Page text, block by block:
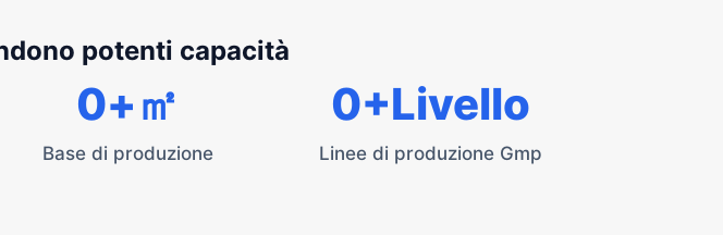
potenti capacità
Base di produzione
0+㎡
Linee di produzione Gmp
0+Livello